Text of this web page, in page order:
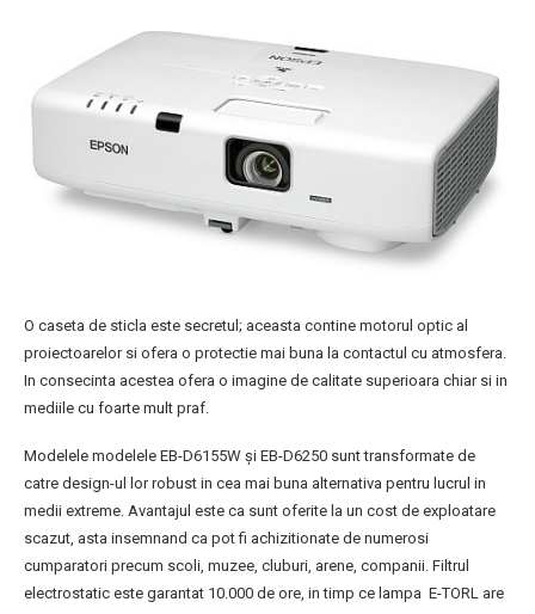
O caseta de sticla este secretul; aceasta contine motorul optic al
proiectoarelor si ofera o protectie mai buna la contactul cu atmosfera.
In consecinta acestea ofera o imagine de calitate superioara chiar si in
mediile cu foarte mult praf.
Modelele modelele EB-D6155W şi EB-D6250 sunt transformate de
catre design-ul lor robust in cea mai buna alternativa pentru lucrul in
medii extreme. Avantajul este ca sunt oferite la un cost de exploatare
scazut, asta insemnand ca pot fi achizitionate de numerosi
cumparatori precum scoli, muzee, cluburi, arene, companii. Filtrul
electrostatic este garantat 10.000 de ore, in timp ce lampa E-TORL are